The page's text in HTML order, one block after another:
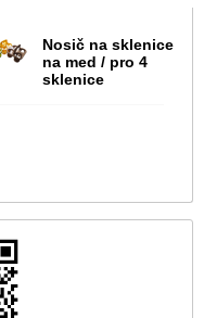
Nosič na sklenice
na med / pro 4
sklenice